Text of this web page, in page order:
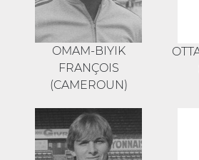
OMAM-BIYIK
FRANÇOIS
(CAMEROUN)